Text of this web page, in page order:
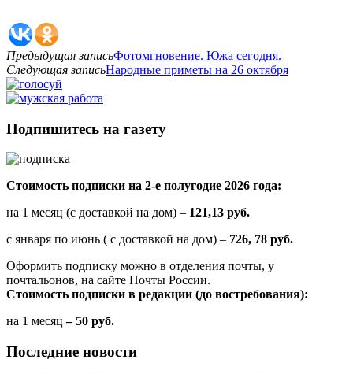
Предыдущая записьФотомгновение. Южа сегодня.
Следующая записьНародные приметы на 26 октября
Подпишитесь на газету
Стоимость подписки на 2-е полугодие 2026 года:
на 1 месяц (с доставкой на дом) – 121,13 руб.
с января по июнь ( с доставкой на дом) – 726, 78 руб.
Оформить подписку можно в отделения почты, у
почтальонов, на сайте Почты России.
Стоимость подписки в редакции (до востребования):
на 1 месяц – 50 руб.
Последние новости